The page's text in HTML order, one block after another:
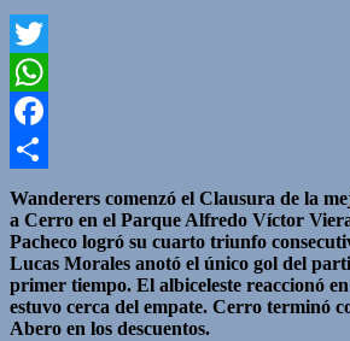
Twitter
WhatsApp
Facebook
Compartir
Wanderers comenzó el Clausura de la
a Cerro en el Parque Alfredo Víctor
Pacheco logró su cuarto triunfo
Lucas Morales anotó el único gol del
primer tiempo. El albiceleste reaccionó
estuvo cerca del empate. Cerro terminó
Abero en los descuentos.